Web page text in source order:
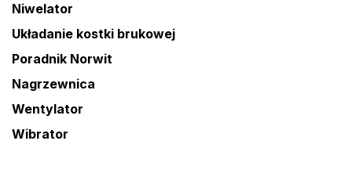
Niwelator
Układanie kostki brukowej
Poradnik Norwit
Nagrzewnica
Wentylator
Wibrator